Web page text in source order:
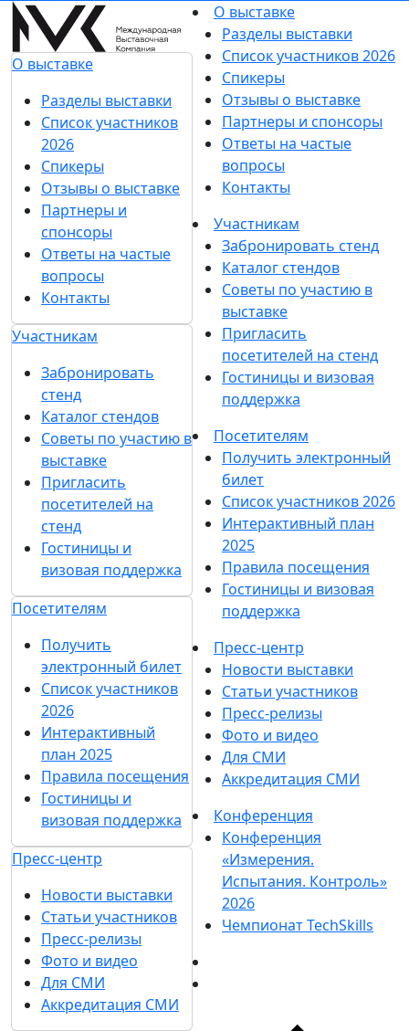
О выставке
Разделы выставки
Список участников
2026
Спикеры
Отзывы о выставке
Партнеры и
спонсоры
Ответы на частые
вопросы
Контакты
Участникам
Забронировать
стенд
Каталог стендов
Советы по участию в
выставке
Пригласить
посетителей на
стенд
Гостиницы и
визовая поддержка
Посетителям
Получить
электронный билет
Список участников
2026
Интерактивный
план 2025
Правила посещения
Гостиницы и
визовая поддержка
Пресс-центр
Новости выставки
Статьи участников
Пресс-релизы
Фото и видео
Для СМИ
Аккредитация СМИ
О выставке
Разделы выставки
Список участников 2026
Спикеры
Отзывы о выставке
Партнеры и спонсоры
Ответы на частые
вопросы
Контакты
Участникам
Забронировать стенд
Каталог стендов
Советы по участию в
выставке
Пригласить
посетителей на стенд
Гостиницы и визовая
поддержка
Посетителям
Получить электронный
билет
Список участников 2026
Интерактивный план
2025
Правила посещения
Гостиницы и визовая
поддержка
Пресс-центр
Новости выставки
Статьи участников
Пресс-релизы
Фото и видео
Для СМИ
Аккредитация СМИ
Конференция
Конференция
«Измерения.
Испытания. Контроль»
2026
Чемпионат TechSkills